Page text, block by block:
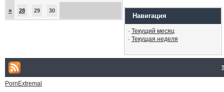
» 28 29 30
Навигация
· Текущий месяц
· Текущая неделя
PornExtremal